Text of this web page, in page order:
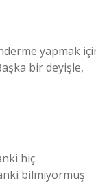
yapmak
bir deyişle,
hiç
bilmiyormuş